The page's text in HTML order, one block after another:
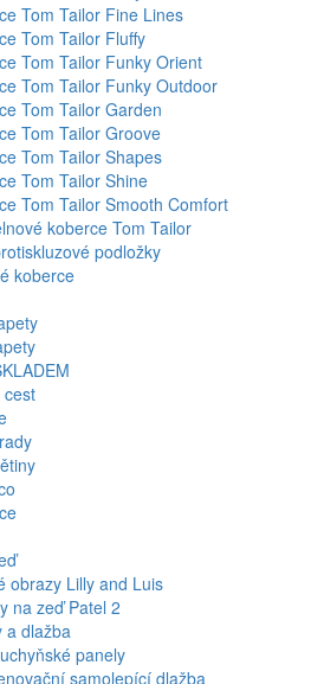
Tom Tailor Fine Lines
Tom Tailor Fluffy
Tom Tailor Funky Orient
Tom Tailor Funky Outdoor
Tom Tailor Garden
Tom Tailor Groove
Tom Tailor Shapes
Tom Tailor Shine
Tom Tailor Smooth Comfort
koberce Tom Tailor
podložky
koberce
cest
obrazy Lilly and Luis
na zeď Patel 2
a dlažba
panely
samolepící dlažba